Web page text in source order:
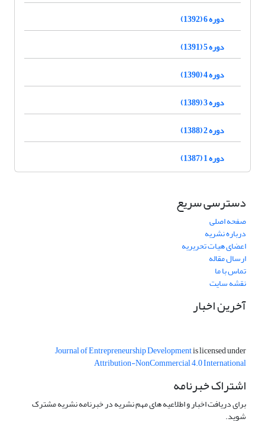
دوره 6 (1392)
دوره 5 (1391)
دوره 4 (1390)
دوره 3 (1389)
دوره 2 (1388)
دوره 1 (1387)
دسترسی سریع
صفحه اصلی
درباره نشریه
اعضای هیات تحریریه
ارسال مقاله
تماس با ما
نقشه سایت
آخرین اخبار
Journal of Entrepreneurship Developmentis licensed under
Attribution-NonCommercial 4.0 International
اشتراک خبرنامه
برای دریافت اخبار و اطلاعیه های مهم نشریه در خبرنامه نشریه مشترک
شوید.